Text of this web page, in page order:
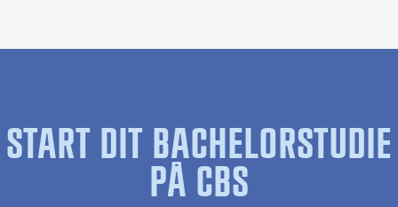
START DIT BACHELORSTUDIE
PÅ CBS